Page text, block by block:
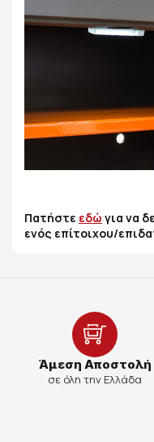
Πατήστε εδώ για να
ενός επίτοιχου/
Άμεση Αποστολή
σε όλη την Ελλάδα